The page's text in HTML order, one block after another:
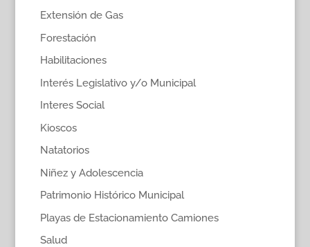
Extensión de Gas
Forestación
Habilitaciones
Interés Legislativo y/o Municipal
Interes Social
Kioscos
Natatorios
Niñez y Adolescencia
Patrimonio Histórico Municipal
Playas de Estacionamiento Camiones
Salud